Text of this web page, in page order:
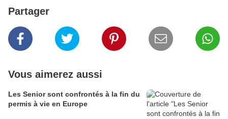
Partager
Vous aimerez aussi
Les Senior sont confrontés à la fin du
permis à vie en Europe